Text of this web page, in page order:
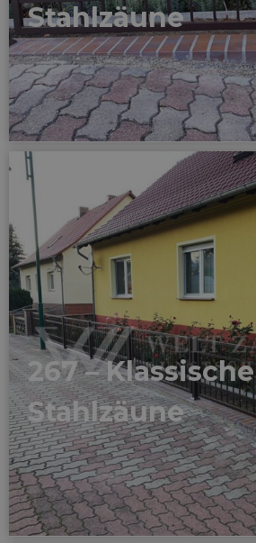
Stahlzäune
267 – Klassische
Stahlzäune